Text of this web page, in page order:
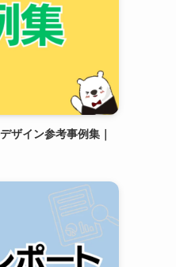
ザイン参考事例集｜